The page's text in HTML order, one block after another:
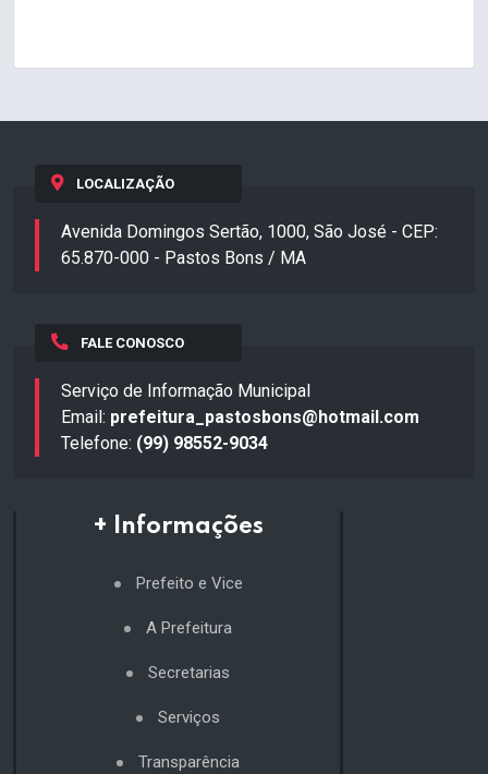
LOCALIZAÇÃO
Avenida Domingos Sertão, 1000, São José - CEP:
65.870-000 - Pastos Bons / MA
FALE CONOSCO
Serviço de Informação Municipal
Email: prefeitura_pastosbons@hotmail.com
Telefone: (99) 98552-9034
+ Informações
Prefeito e Vice
A Prefeitura
Secretarias
Serviços
Transparência